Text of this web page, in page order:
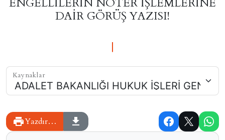
ENGELLİLERİN NOTER İŞLEMLERİNE
DAİR GÖRÜŞ YAZISI!
Kaynaklar
Yazdır…